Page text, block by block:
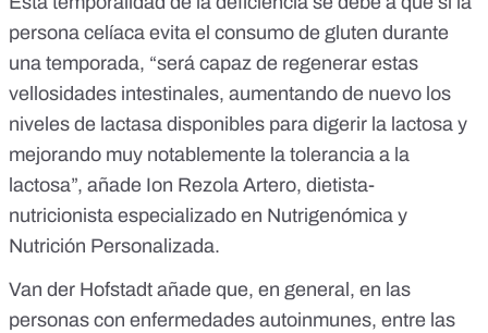
persona celíaca evita el consumo de gluten durante
una temporada, “será capaz de regenerar estas
vellosidades intestinales, aumentando de nuevo los
niveles de lactasa disponibles para digerir la lactosa y
mejorando muy notablemente la tolerancia a la
lactosa”, añade Ion Rezola Artero, dietista-
nutricionista especializado en Nutrigenómica y
Nutrición Personalizada.
Van der Hofstadt añade que, en general, en las
personas con enfermedades autoinmunes, entre las